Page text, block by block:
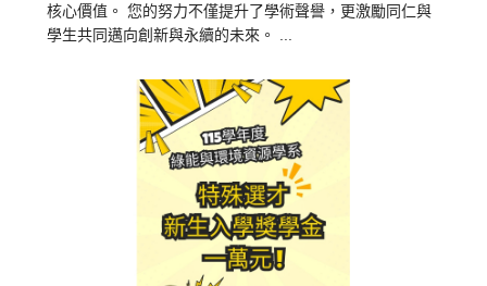
核心價值。 您的努力不僅提升了學術聲譽，更激勵同仁與
學生共同邁向創新與永續的未來。 ...